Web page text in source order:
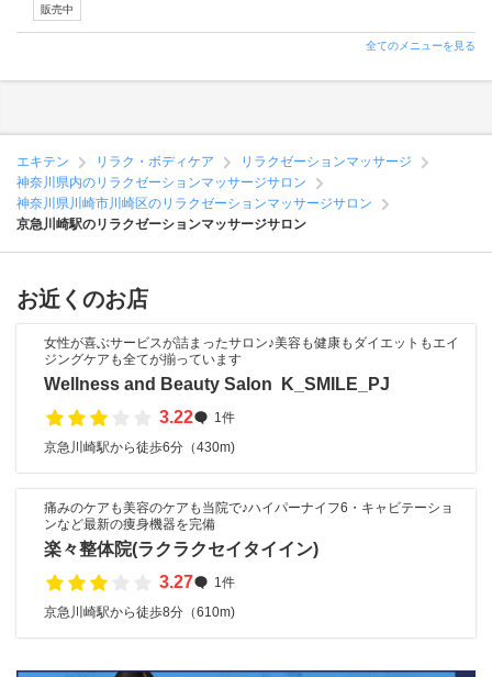
販売中
全てのメニューを見る
エキテン リラク・ボディケア
リラクゼーションマッサージ
神奈川県内のリラクゼーションマッサージサロン
神奈川県川崎市川崎区のリラクゼーションマッサージサロン
京急川崎駅のリラクゼーションマッサージサロン
お近くのお店
女性が喜ぶサービスが詰まったサロン♪美容も健康もダイエットもエイ
ジングケアも全てが揃っています
Wellness and Beauty Salon K_SMILE_PJ
3.22
1件
京急川崎駅から徒歩6分（430m)
痛みのケアも美容のケアも当院で♪ハイパーナイフ6・キャビテーショ
ンなど最新の痩身機器を完備
楽々整体院(ラクラクセイタイイン)
3.27
1件
京急川崎駅から徒歩8分（610m)